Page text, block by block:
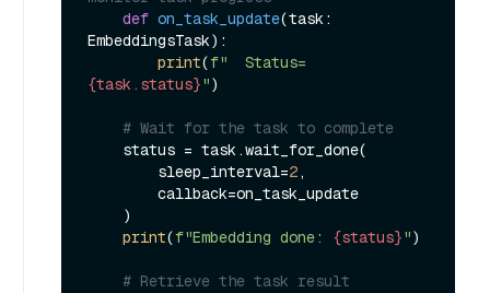
def on_task_update(task:
EmbeddingsTask):
print(f"  Status=
{task.status}")
# Wait for the task to complete
        sleep_interval=
2,
print(f"Embedding done: {status}")
# Retrieve the task result